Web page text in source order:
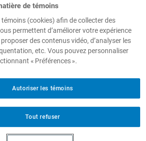
Anne-Marie Pichette
de témoins
(cookies) afin de collecter des
permettent d’améliorer votre expérience
des contenus vidéo, d’analyser les
etc. Vous pouvez personnaliser
« Préférences ».
Tout refuser
Autoriser les témoins